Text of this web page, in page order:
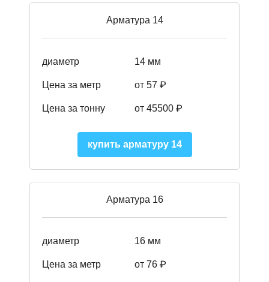
Арматура 14
диаметр 14 мм
Цена за метр от 57 ₽
Цена за тонну от 45500 ₽
купить арматуру 14
Арматура 16
диаметр 16 мм
Цена за метр от 76 ₽